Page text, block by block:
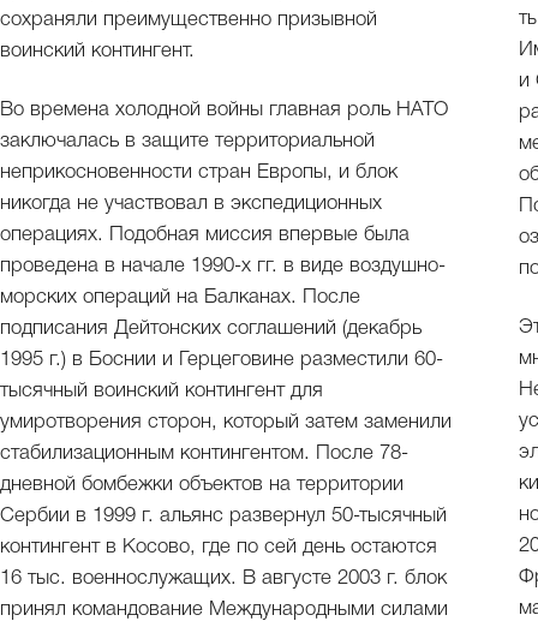
сохраняли преимущественно призывной
воинский контингент.
Во времена холодной войны главная роль НАТО
заключалась в защите территориальной
неприкосновенности стран Европы, и блок
никогда не участвовал в экспедиционных
операциях. Подобная миссия впервые была
проведена в начале 1990-х гг. в виде воздушно-
морских операций на Балканах. После
подписания Дейтонских соглашений (декабрь
1995 г.) в Боснии и Герцеговине разместили 60-
тысячный воинский контингент для
умиротворения сторон, который затем заменили
стабилизационным контингентом. После 78-
дневной бомбежки объектов на территории
Сербии в 1999 г. альянс развернул 50-тысячный
контингент в Косово, где по сей день остаются
16 тыс. военнослужащих. В августе 2003 г. блок
принял командование Международными силами
и